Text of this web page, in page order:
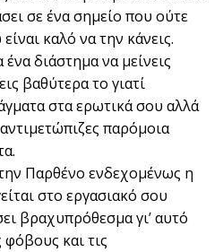
σε ένα σημείο που ούτε
καλό να την κάνεις.
διάστημα να μείνεις
βαθύτερα το γιατί
στα ερωτικά σου αλλά
παρόμοια
Παρθένο ενδεχομένως η
στο εργασιακό σου
βραχυπρόθεσμα γι’ αυτό
και τις